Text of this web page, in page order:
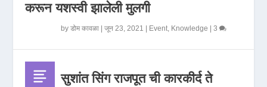
करून यशस्वी झालेली मुलगी
byडोम कावळा |जून 23, 2021 Event, Knowledge |3
सुशांत सिंग राजपूत ची कारकीर्द ते